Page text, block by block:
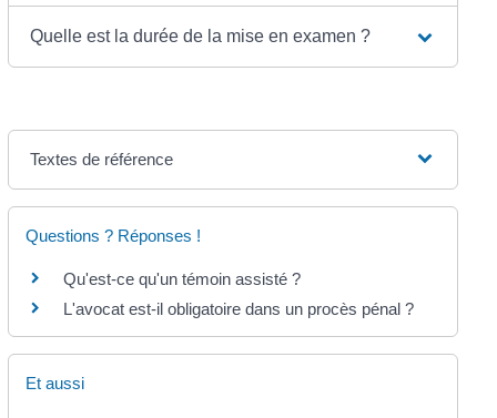
Quelle est la durée de la mise en examen ?
Textes de référence
Questions ? Réponses !
Qu'est-ce qu'un témoin assisté ?
L'avocat est-il obligatoire dans un procès pénal ?
Et aussi